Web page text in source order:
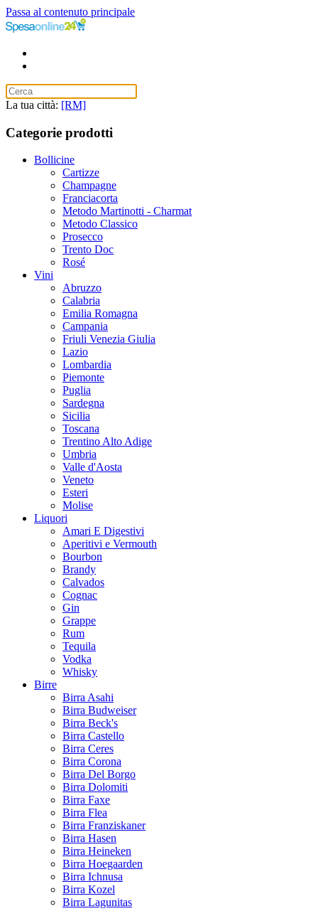
Passa al contenuto principale
La tua città: [RM]
Categorie prodotti
Bollicine
Cartizze
Champagne
Franciacorta
Metodo Martinotti - Charmat
Metodo Classico
Prosecco
Trento Doc
Rosé
Vini
Abruzzo
Calabria
Emilia Romagna
Campania
Friuli Venezia Giulia
Lazio
Lombardia
Piemonte
Puglia
Sardegna
Sicilia
Toscana
Trentino Alto Adige
Umbria
Valle d'Aosta
Veneto
Esteri
Molise
Liquori
Amari E Digestivi
Aperitivi e Vermouth
Bourbon
Brandy
Calvados
Cognac
Gin
Grappe
Rum
Tequila
Vodka
Whisky
Birre
Birra Asahi
Birra Budweiser
Birra Beck's
Birra Castello
Birra Ceres
Birra Corona
Birra Del Borgo
Birra Dolomiti
Birra Faxe
Birra Flea
Birra Franziskaner
Birra Hasen
Birra Heineken
Birra Hoegaarden
Birra Ichnusa
Birra Kozel
Birra Lagunitas